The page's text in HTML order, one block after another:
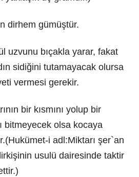
dirhem gümüştür.
uzvunu bıçakla yarar, fakat
sidiğini tutamayacak olursa
vermesi gerekir.
bir kısmını yolup bir
bitmeyecek olsa kocaya
i adl:Miktarı şer`an
usulü dairesinde taktir